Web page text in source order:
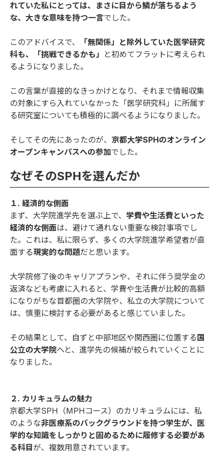
れていた私にとっては、まさに目から鱗が落ちるよう
な、大きな意味を持つ一言でした。
このアドバイスで、
「無関係」と除外していた医学研究
科も、「挑戦できるかも」
と初めてフラットに考えられ
るようになりました。
この言葉が直接的なきっかけとなり、それまで情報収集
の対象にすら入れていなかった「医学研究科」に所属す
る研究室についても積極的に調べるようになりました。
そしてその先にあったのが、 京都大学SPHのオンライン
オープンキャンパスへの参加でした。
なぜそのSPHを選んだか
１. 経済的な側面
まず、大学院進学先を選ぶ上で、 学費や生活費といった
経済的な側面は、避けて通れない重要な検討事項でし
た。これは、私に限らず、多くの大学院進学希望者が直
面する現実的な問題だと思います。
大学院修了後のキャリアプランや、それに伴う奨学金の
返済なども考慮に入れると、学費や生活費が比較的高額
になりがちな首都圏の大学院や、私立の大学院について
は、慎重に検討する必要があると感じていました。
その結果として、自ずと中部地区や関西圏に位置する 国
公立の大学院へと、進学先の候補が絞られていくことに
なりました。
２. カリキュラムの魅力
京都大学SPH（MPHコース）のカリキュラムには、私
のような非医療系のバックグラウンドを持つ学生が、医
学的な知識をしっかりと固めるために履修する必要があ
る科目が、複数用意されています。